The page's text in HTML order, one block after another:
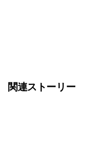
関連ストーリー